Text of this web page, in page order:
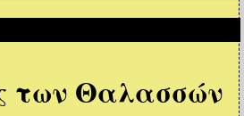
των Θαλασσών